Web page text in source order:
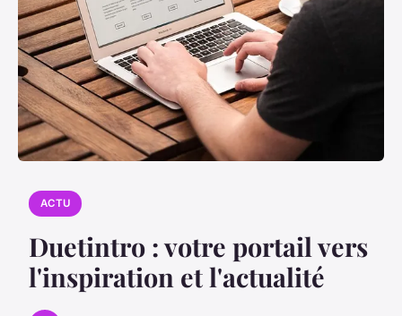
ACTU
Duetintro : votre portail vers
l'inspiration et l'actualité